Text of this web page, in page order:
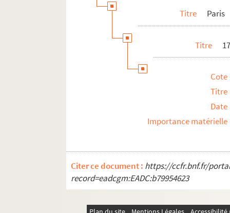
Titre Paris
Titre
Cote
Titre
Date
Importance matérielle
Citer ce document : https://ccfr.bnf.fr/
record=eadcgm:EADC:b79954623